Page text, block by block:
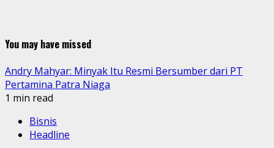
You may have missed
Andry Mahyar: Minyak Itu Resmi Bersumber dari PT
Pertamina Patra Niaga
1 min read
Bisnis
Headline